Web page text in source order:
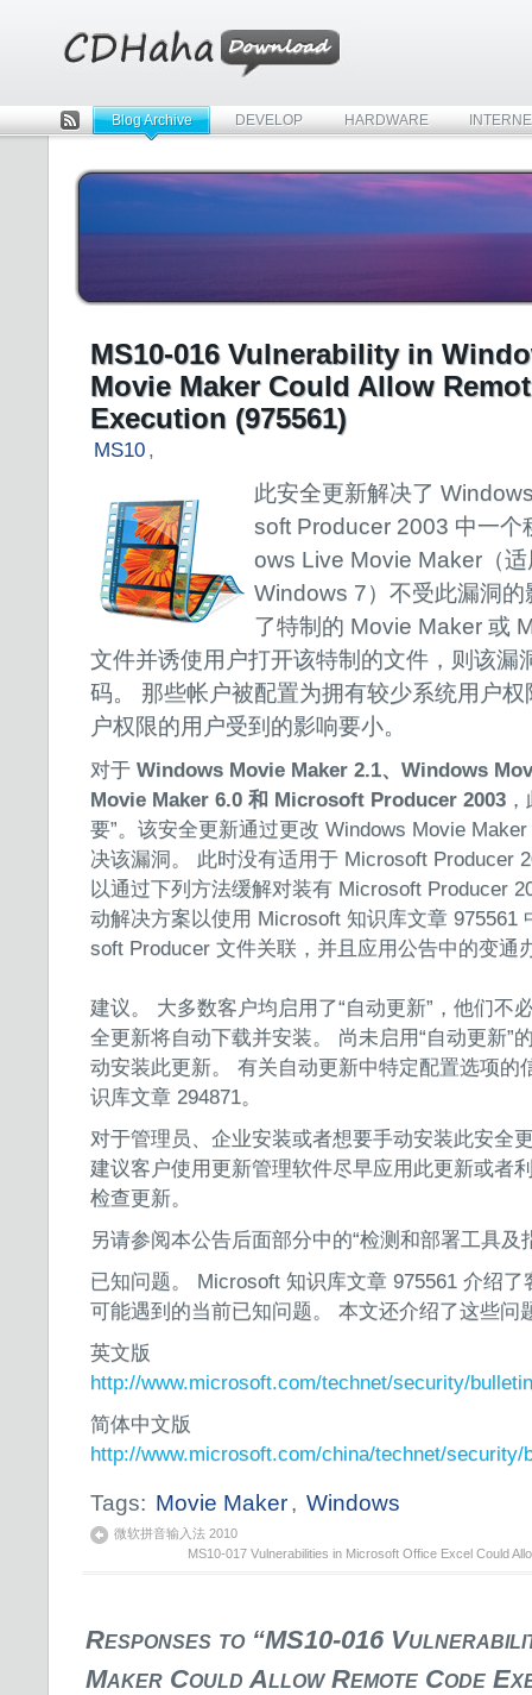
Rss
Blog Archive DEVELOP HARDWARE
MS10-016 Vulnerability in
Movie Maker Could Allow
Execution (975561)
MS10 ,
此安全更新解决了
soft Producer 2003 中一个
ows Live Movie Maker（
Windows 7）不受此漏洞
了特制的 Movie Maker 或
文件并诱使用户打开该特制的文件，则该漏
码。 那些帐户被配置为拥有较少系统用户
户权限的用户受到的影响要小。
对于 Windows Movie Maker 2.1、Windows
Movie Maker 6.0 和 Microsoft Producer 2003
要”。该安全更新通过更改 Windows Movie
决该漏洞。 此时没有适用于 Microsoft Producer
以通过下列方法缓解对装有 Microsoft Producer
动解决方案以使用 Microsoft 知识库文章 975561
soft Producer 文件关联，并且应用公告中的变通
建议。 大多数客户均启用了“自动更新”，他们不
全更新将自动下载并安装。 尚未启用“自动更新”
动安装此更新。 有关自动更新中特定配置选项的
识库文章 294871。
对于管理员、企业安装或者想要手动安装此安全
建议客户使用更新管理软件尽早应用此更新或者
检查更新。
另请参阅本公告后面部分中的“检测和部署工具及
已知问题。 Microsoft 知识库文章 975561 介绍
可能遇到的当前已知问题。 本文还介绍了这些问
英文版
http://www.microsoft.com/technet/security/
简体中文版
http://www.microsoft.com/china/technet/security/
Tags: Movie Maker, Windows
微软拼音输入法 2010
MS10-017 Vulnerabilities in Microsoft Office Excel Could
Responses to “MS10-016
Maker Could Allow Remote Code